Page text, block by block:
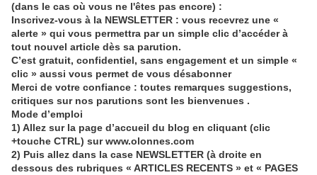
(dans le cas où vous ne l'êtes pas encore) :
Inscrivez-vous à la NEWSLETTER : vous recevrez une «
alerte » qui vous permettra par un simple clic d’accéder à
tout nouvel article dès sa parution.
C’est gratuit, confidentiel, sans engagement et un simple «
clic » aussi vous permet de vous désabonner
Merci de votre confiance : toutes remarques suggestions,
critiques sur nos parutions sont les bienvenues .
Mode d’emploi
1) Allez sur la page d’accueil du blog en cliquant (clic
+touche CTRL) sur www.olonnes.com
2) Puis allez dans la case NEWSLETTER (à droite en
dessous des rubriques « ARTICLES RECENTS » et « PAGES